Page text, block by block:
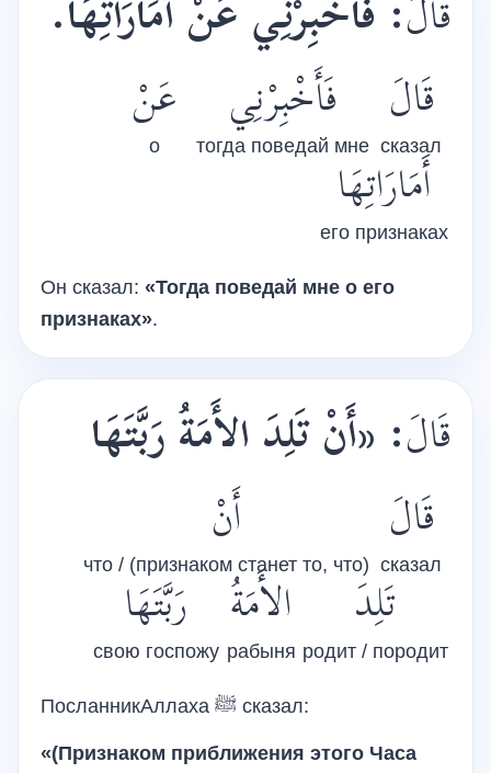
قَالَ: فَأَخْبِرْنِي عَنْ أَمَارَاتِهَا.
قَالَ
сказал
فَأَخْبِرْنِي
тогда поведай мне
عَنْ
о
أَمَارَاتِهَا
его признаках
Он сказал: «Тогда поведай мне о его
признаках».
قَالَ: «أَنْ تَلِدَ الأَمَةُ رَبَّتَهَا
قَالَ
сказал
أَنْ
что / (признаком станет то, что)
تَلِدَ
родит / породит
الأَمَةُ
рабыня
رَبَّتَهَا
свою госпожу
ПосланникАллаха ﷺ сказал:
«(Признаком приближения этого Часа